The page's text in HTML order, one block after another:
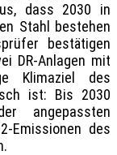
dass 2030 in
Stahl bestehen
bestätigen
DR-Anlagen mit
Klimaziel des
ist: Bis 2030
angepassten
Emissionen des